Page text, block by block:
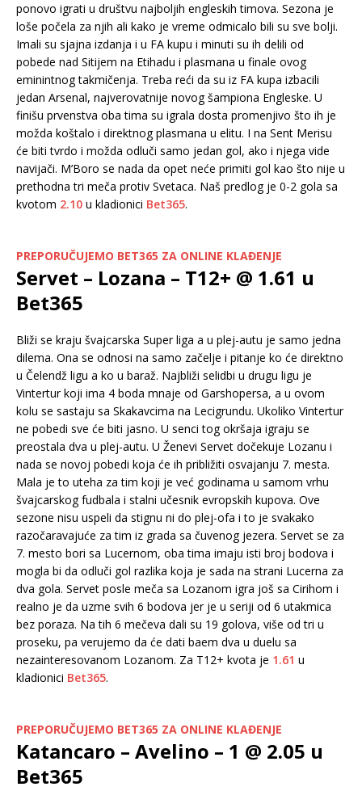
ponovo igrati u društvu najboljih engleskih timova. Sezona je
loše počela za njih ali kako je vreme odmicalo bili su sve bolji.
Imali su sjajna izdanja i u FA kupu i minuti su ih delili od
pobede nad Sitijem na Etihadu i plasmana u finale ovog
eminintnog takmičenja. Treba reći da su iz FA kupa izbacili
jedan Arsenal, najverovatnije novog šampiona Engleske. U
finišu prvenstva oba tima su igrala dosta promenjivo što ih je
možda koštalo i direktnog plasmana u elitu. I na Sent Merisu
će biti tvrdo i možda odluči samo jedan gol, ako i njega vide
navijači. M’Boro se nada da opet neće primiti gol kao što nije u
prethodna tri meča protiv Svetaca. Naš predlog je 0-2 gola sa
kvotom 2.10 u kladionici Bet365.
PREPORUČUJEMO BET365 ZA ONLINE KLAĐENJE
Servet – Lozana – T12+ @ 1.61 u
Bet365
Bliži se kraju švajcarska Super liga a u plej-autu je samo jedna
dilema. Ona se odnosi na samo začelje i pitanje ko će direktno
u Čelendž ligu a ko u baraž. Najbliži selidbi u drugu ligu je
Vintertur koji ima 4 boda mnaje od Garshopersa, a u ovom
kolu se sastaju sa Skakavcima na Lecigrundu. Ukoliko Vintertur
ne pobedi sve će biti jasno. U senci tog okršaja igraju se
preostala dva u plej-autu. U Ženevi Servet dočekuje Lozanu i
nada se novoj pobedi koja će ih približiti osvajanju 7. mesta.
Mala je to uteha za tim koji je već godinama u samom vrhu
švajcarskog fudbala i stalni učesnik evropskih kupova. Ove
sezone nisu uspeli da stignu ni do plej-ofa i to je svakako
razočaravajuće za tim iz grada sa čuvenog jezera. Servet se za
7. mesto bori sa Lucernom, oba tima imaju isti broj bodova i
mogla bi da odluči gol razlika koja je sada na strani Lucerna za
dva gola. Servet posle meča sa Lozanom igra još sa Cirihom i
realno je da uzme svih 6 bodova jer je u seriji od 6 utakmica
bez poraza. Na tih 6 mečeva dali su 19 golova, više od tri u
proseku, pa verujemo da će dati baem dva u duelu sa
nezainteresovanom Lozanom. Za T12+ kvota je 1.61 u
kladionici Bet365.
PREPORUČUJEMO BET365 ZA ONLINE KLAĐENJE
Katancaro – Avelino – 1 @ 2.05 u
Bet365